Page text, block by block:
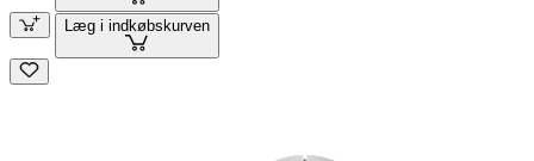
Læg i indkøbskurven